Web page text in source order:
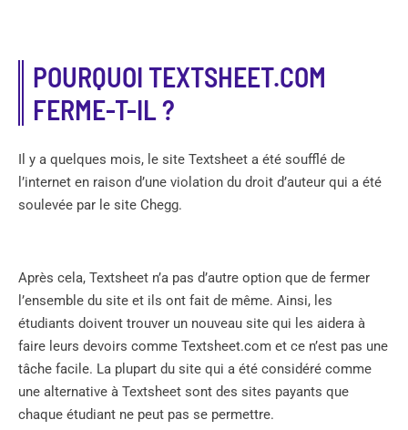
POURQUOI TEXTSHEET.COM
FERME-T-IL ?
Il y a quelques mois, le site Textsheet a été soufflé de
l’internet en raison d’une violation du droit d’auteur qui a été
soulevée par le site Chegg.
Après cela, Textsheet n’a pas d’autre option que de fermer
l’ensemble du site et ils ont fait de même. Ainsi, les
étudiants doivent trouver un nouveau site qui les aidera à
faire leurs devoirs comme Textsheet.com et ce n’est pas une
tâche facile. La plupart du site qui a été considéré comme
une alternative à Textsheet sont des sites payants que
chaque étudiant ne peut pas se permettre.